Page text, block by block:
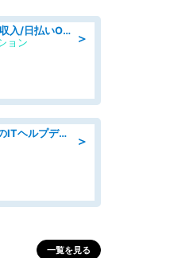
＞
組立・組付け/未経験OK/高収入/日払いOK/寮費無料/日勤
ョン
＞
8月開始/外資系保険業界でのITヘルプデスク業務/駅近/即日勤務可/ヘルプデスク
一覧を見る